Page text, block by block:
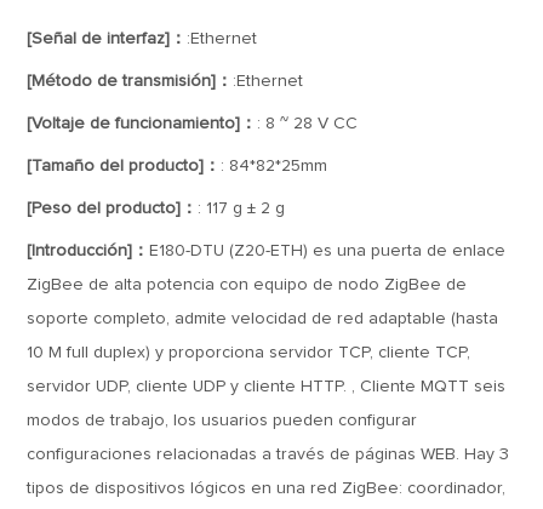
[Señal de interfaz]： :Ethernet
[Método de transmisión]： :Ethernet
[Voltaje de funcionamiento]： : 8 ~ 28 V CC
[Tamaño del producto]： : 84*82*25mm
[Peso del producto]： : 117 g ± 2 g
[Introducción]： E180-DTU (Z20-ETH) es una puerta de enlace
ZigBee de alta potencia con equipo de nodo ZigBee de
soporte completo, admite velocidad de red adaptable (hasta
10 M full duplex) y proporciona servidor TCP, cliente TCP,
servidor UDP, cliente UDP y cliente HTTP. , Cliente MQTT seis
modos de trabajo, los usuarios pueden configurar
configuraciones relacionadas a través de páginas WEB. Hay 3
tipos de dispositivos lógicos en una red ZigBee: coordinador,